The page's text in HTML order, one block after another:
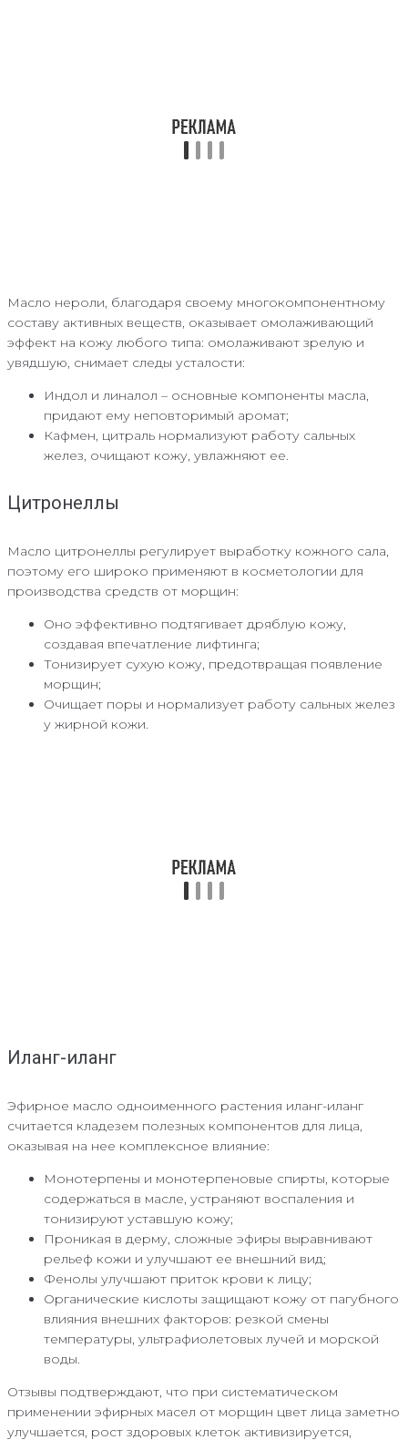
Масло нероли, благодаря своему многокомпонентному
составу активных веществ, оказывает омолаживающий
эффект на кожу любого типа: омолаживают зрелую и
увядшую, снимает следы усталости:
Индол и линалол – основные компоненты масла,
придают ему неповторимый аромат;
Кафмен, цитраль нормализуют работу сальных
желез, очищают кожу, увлажняют ее.
Цитронеллы
Масло цитронеллы регулирует выработку кожного сала,
поэтому его широко применяют в косметологии для
производства средств от морщин:
Оно эффективно подтягивает дряблую кожу,
создавая впечатление лифтинга;
Тонизирует сухую кожу, предотвращая появление
морщин;
Очищает поры и нормализует работу сальных желез
у жирной кожи.
Иланг-иланг
Эфирное масло одноименного растения иланг-иланг
считается кладезем полезных компонентов для лица,
оказывая на нее комплексное влияние:
Монотерпены и монотерпеновые спирты, которые
содержаться в масле, устраняют воспаления и
тонизируют уставшую кожу;
Проникая в дерму, сложные эфиры выравнивают
рельеф кожи и улучшают ее внешний вид;
Фенолы улучшают приток крови к лицу;
Органические кислоты защищают кожу от пагубного
влияния внешних факторов: резкой смены
температуры, ультрафиолетовых лучей и морской
воды.
Отзывы подтверждают, что при систематическом
применении эфирных масел от морщин цвет лица заметно
улучшается, рост здоровых клеток активизируется,